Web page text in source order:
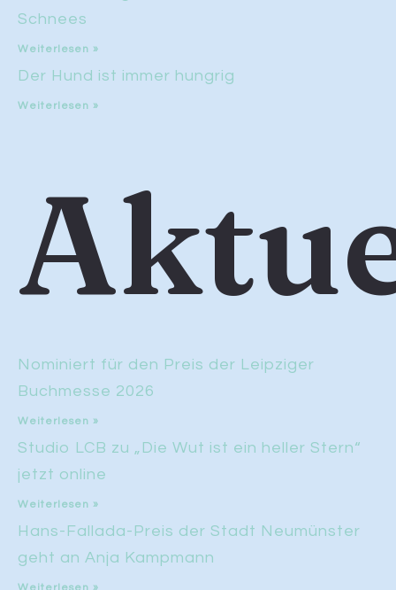
Schnees
Weiterlesen »
Der Hund ist immer hungrig
Weiterlesen »
Nominiert für den Preis der Leipziger
Buchmesse 2026
Weiterlesen »
Studio LCB zu „Die Wut ist ein heller Stern“
jetzt online
Weiterlesen »
Hans-Fallada-Preis der Stadt Neumünster
geht an Anja Kampmann